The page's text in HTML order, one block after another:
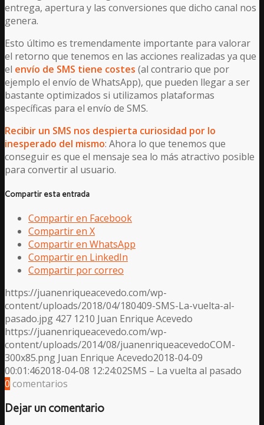
entrega, apertura y las conversiones que dicho canal nos
genera.
Esto último es tremendamente importante para valorar
el retorno que tenemos en las acciones realizadas ya que
el envío de SMS tiene costes (al contrario que por
ejemplo el envío de WhatsApp), que pueden llegar a ser
bastante optimizados si utilizamos plataformas
específicas para el envío de SMS.
Recibir un SMS nos despierta curiosidad por lo
inesperado del mismo: Ahora lo que tenemos que
conseguir es que el mensaje sea lo más atractivo posible
para convertir al usuario.
Compartir esta entrada
Compartir en Facebook
Compartir en X
Compartir en WhatsApp
Compartir en LinkedIn
Compartir por correo
https://juanenriqueacevedo.com/wp-
content/uploads/2018/04/180409-SMS-La-vuelta-al-
pasado.jpg 427 1210 Juan Enrique Acevedo
https://juanenriqueacevedo.com/wp-
content/uploads/2014/08/juanenriqueacevedoCOM-
300x85.png Juan Enrique Acevedo2018-04-09
00:01:462018-04-08 12:24:02SMS – La vuelta al pasado
0 comentarios
Dejar un comentario